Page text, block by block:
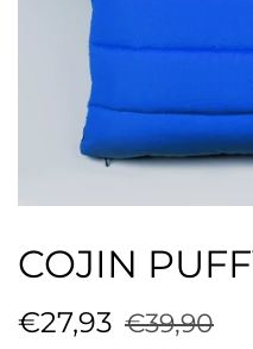
COJIN
Precio
habitual
€27,93 Precio
de
€39,90